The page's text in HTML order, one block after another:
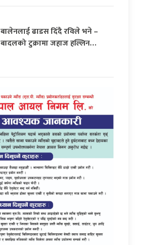
बालेनलाई ढाडस दिँदै रविले भने –
बादलको टुक्रामा जहाज हल्लिन…